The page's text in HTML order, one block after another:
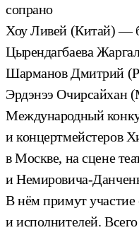
сопрано
Хоу Ливей (Китай) —
Цырендагбаева
Шарманов Дмитрий
Эрдэнээ Очирсайхан
Международный
и концертмейстеров
в Москве, на сцене
и Немировича-
В нём примут участие
и исполнителей.